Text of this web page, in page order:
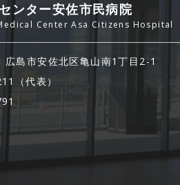
ンター安佐市民病院
Center Asa Citizens Hospital
島市安佐北区亀山南1丁目2-1
（代表）